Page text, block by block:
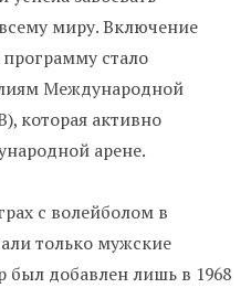
миру. Включение
стало
Международной
которая активно
арене.
с волейболом в
только мужские
добавлен лишь в 1968